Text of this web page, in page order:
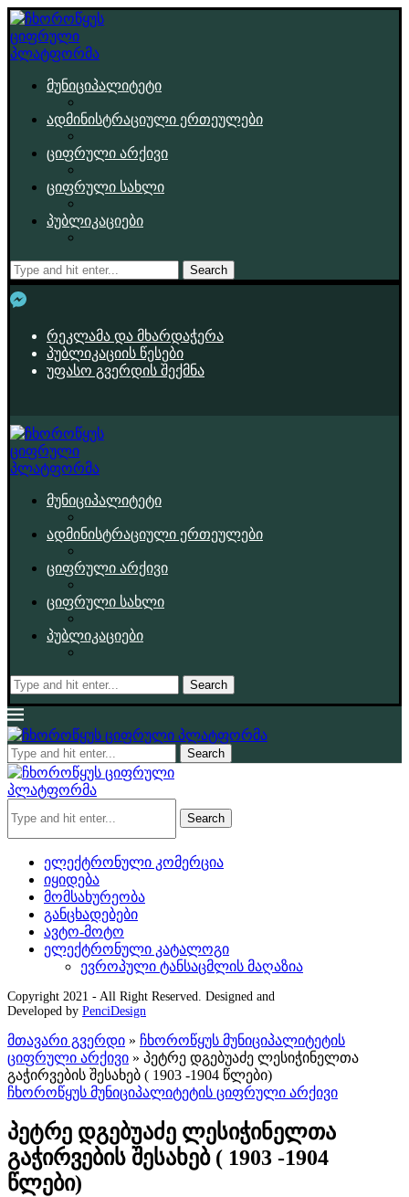
მუნიციპალიტეტი
ადმინისტრაციული ერთეულები
ციფრული არქივი
ციფრული სახლი
პუბლიკაციები
Search
რეკლამა და მხარდაჭერა
პუბლიკაციის წესები
უფასო გვერდის შექმნა
მუნიციპალიტეტი
ადმინისტრაციული ერთეულები
ციფრული არქივი
ციფრული სახლი
პუბლიკაციები
Search
Search
Search
ელექტრონული კომერცია
იყიდება
მომსახურეობა
განცხადებები
ავტო-მოტო
ელექტრონული კატალოგი
ევროპული ტანსაცმლის მაღაზია
Copyright 2021 - All Right Reserved. Designed and
Developed by PenciDesign
მთავარი გვერდი » ჩხოროწყუს მუნიციპალიტეტის
ციფრული არქივი » პეტრე დგებუაძე ლესიჭინელთა
გაჭირვების შესახებ ( 1903 -1904 წლები)
ჩხოროწყუს მუნიციპალიტეტის ციფრული არქივი
პეტრე დგებუაძე ლესიჭინელთა
გაჭირვების შესახებ ( 1903 -1904
წლები)